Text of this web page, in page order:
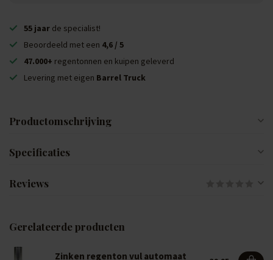
55 jaar de specialist!
Beoordeeld met een 4,6 / 5
47.000+ regentonnen en kuipen geleverd
Levering met eigen Barrel Truck
Productomschrijving
Specificaties
Reviews
Gerelateerde producten
Zinken regenton vul automaat